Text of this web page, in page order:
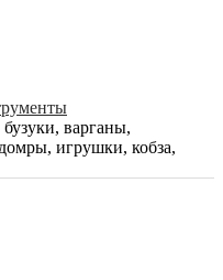
варганы,
игрушки, кобза,